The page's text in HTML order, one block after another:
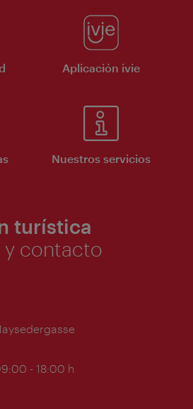
Aplicación ivie
Nuestros servicios
turística
y contacto
- 18:00 h